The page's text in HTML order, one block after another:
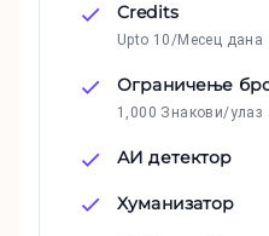
Credits
Upto 10/Месец дана
Ограничење
1,000 Знакови/улаз
АИ детектор
Хуманизатор